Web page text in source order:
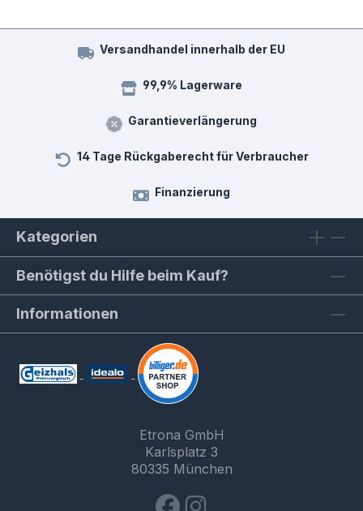
Versandhandel innerhalb der EU
99,9% Lagerware
Garantieverlängerung
14 Tage Rückgaberecht für Verbraucher
Finanzierung
Kategorien
Benötigst du Hilfe beim Kauf?
Informationen
Etrona GmbH
Karlsplatz 3
80335 München